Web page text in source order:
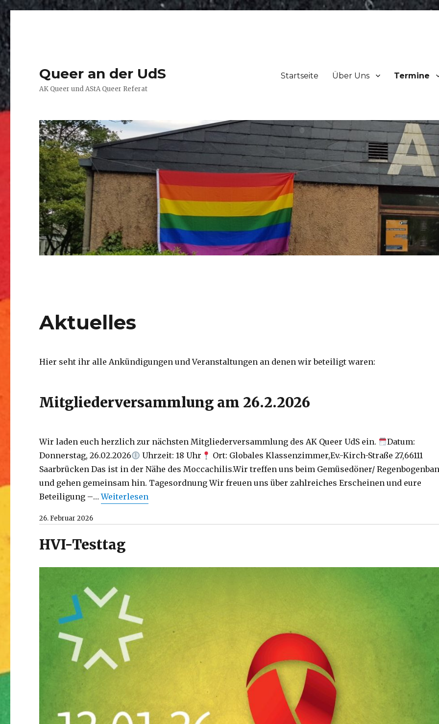
Queer an der UdS
AK Queer und AStA Queer Referat
Startseite Über Uns Termine
Aktuelles
Hier seht ihr alle Ankündigungen und Veranstaltungen an denen wir beteiligt waren:
Mitgliederversammlung am 26.2.2026
Wir laden euch herzlich zur nächsten Mitgliederversammlung des AK Queer UdS ein.
Datum:
Donnerstag, 26.02.2026
Uhrzeit: 18 Uhr
Ort: Globales Klassenzimmer,Ev.-Kirch-Straße 27,66111
Saarbrücken Das ist in der Nähe des Moccachilis.Wir treffen uns beim Gemüsedöner/
und gehen gemeinsam hin. Tagesordnung Wir freuen uns über zahlreiches Erscheinen und eure
Beteiligung –…Weiterlesen
26. Februar 2026
HVI-Testtag